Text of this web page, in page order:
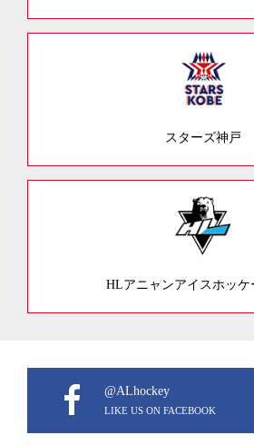
スターズ神戸
HLアニャンアイスホッケ
@ALhockey
LIKE US ON FACEBOOK